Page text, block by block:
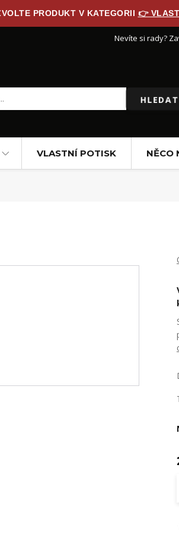
PRODUKT V KATEGORII 👉
HLEDAT
Nevíte si rady?
VLASTNÍ POTISK NĚCO